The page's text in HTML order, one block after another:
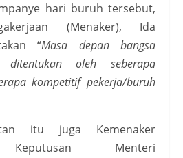
hari buruh tersebut,
(Menaker), Ida
“Masa depan bangsa
ditentukan oleh seberapa
kompetitif pekerja/buruh
itu juga Kemenaker
Keputusan Menteri